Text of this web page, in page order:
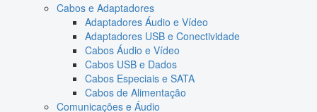
Cabos e Adaptadores
Adaptadores Áudio e Vídeo
Adaptadores USB e Conectividade
Cabos Áudio e Vídeo
Cabos USB e Dados
Cabos Especiais e SATA
Cabos de Alimentação
Comunicações e Áudio